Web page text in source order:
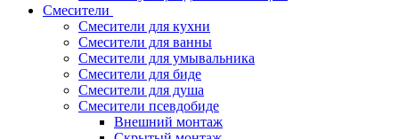
Смесители
Смесители для кухни
Смесители для ванны
Смесители для умывальника
Смесители для биде
Смесители для душа
Смесители псевдобиде
Внешний монтаж